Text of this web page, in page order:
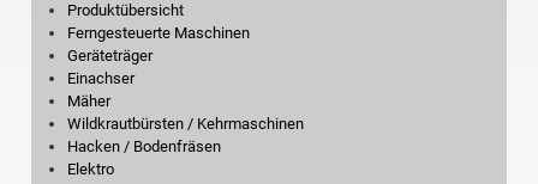
Produktübersicht
Ferngesteuerte Maschinen
Geräteträger
Einachser
Mäher
Wildkrautbürsten / Kehrmaschinen
Hacken / Bodenfräsen
Elektro